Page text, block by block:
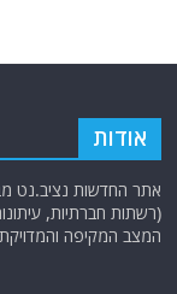
אודות
אתר החדשות נציב.נט
(רשתות חברתיות,
המצב המקיפה